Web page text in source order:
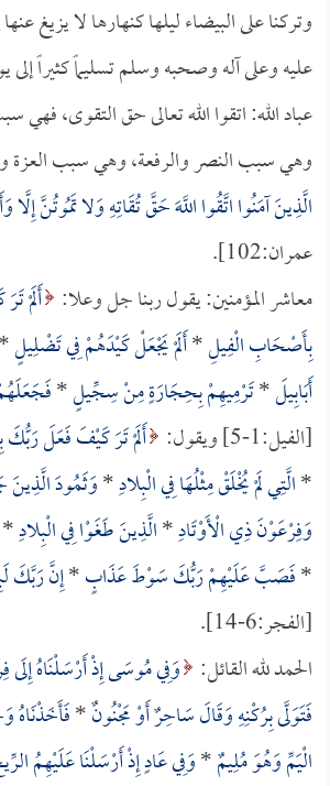
وتركنا على البيضاء ليلها كنهارها لا يزيغ
عليه وعلى آله وصحبه وسلم تسليماً كثيراً إلى
عباد الله: اتقوا الله تعالى حق التقوى، فهي
وهي سبب النصر والرفعة، وهي سبب العزة
الَّذِينَ آمَنُوا اتَّقُوا اللَّهَ حَقَّ تُقَاتِهِ وَلا تَمُوتُنَّ
عمران:102].
معاشر المؤمنين: يقول ربنا جل وعلا: أَلَمْ
بِأَصْحَابِ الْفِيلِ*أَلَمْ يَجْعَلْ كَيْدَهُمْ فِي تَضْلِيلٍ*
أَبَابِيلَ*تَرْمِيهِمْ بِحِجَارَةٍ مِنْ سِجِّيلٍ*
[الفيل:1-5] ويقول:
أَلَمْ تَرَ كَيْفَ فَعَلَ رَبُّكَ
*الَّتِي لَمْ يُخْلَقْ مِثْلُهَا فِي الْبِلادِ*وَثَمُودَ الَّذِينَ
وَفِرْعَوْنَ ذِي الْأَوْتَادِ*الَّذِينَ طَغَوْا فِي الْبِلادِ*
*فَصَبَّ عَلَيْهِمْ رَبُّكَ سَوْطَ عَذَابٍ*إِنَّ رَبَّكَ
[الفجر:6-14].
الحمد لله القائل: وَفِي مُوسَى إِذْ أَرْسَلْنَاهُ
فَتَوَلَّى بِرُكْنِهِ وَقَالَ سَاحِرٌ أَوْ مَجْنُونٌ*فَأَخَذْنَاهُ
الْيَمِّ وَهُوَ مُلِيمٌ*وَفِي عَادٍ إِذْ أَرْسَلْنَا عَلَيْهِمُ